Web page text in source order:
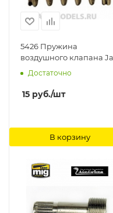
5426 Пружина
воздушного клапана
Достаточно
15 руб./шт
В корзину